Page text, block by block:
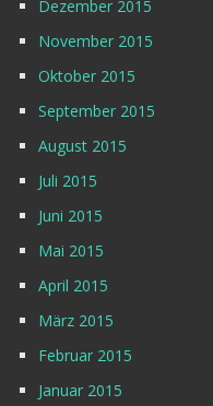
Dezember 2015
November 2015
Oktober 2015
September 2015
August 2015
Juli 2015
Juni 2015
Mai 2015
April 2015
März 2015
Februar 2015
Januar 2015